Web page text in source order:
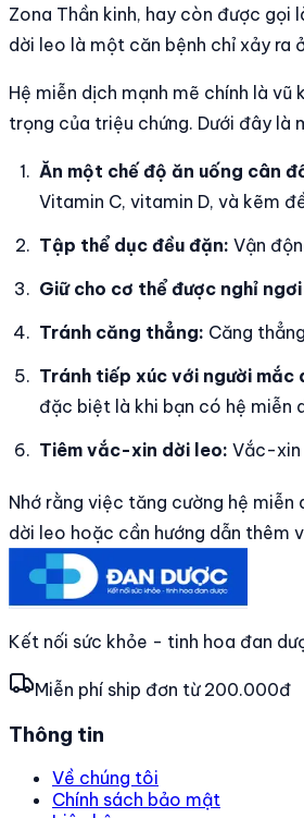
Zona Thần kinh, hay còn được
dời leo là một căn bệnh chỉ xảy ra
Hệ miễn dịch mạnh mẽ chính là
trọng của triệu chứng. Dưới đây là
Ăn một chế độ ăn uống cân
Vitamin C, vitamin D, và kẽm
Tập thể dục đều đặn: Vận
Giữ cho cơ thể được nghỉ
Tránh căng thẳng: Căng
Tránh tiếp xúc với người mắc
đặc biệt là khi bạn có hệ miễn
Tiêm vắc-xin dời leo: Vắc-xin
Nhớ rằng việc tăng cường hệ
dời leo hoặc cần hướng dẫn thêm
Kết nối sức khỏe - tinh hoa đan
Miễn phí ship đơn từ 200.000đ
Thông tin
Về chúng tôi
Chính sách bảo mật